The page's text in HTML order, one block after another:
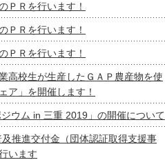
ＰＲを行います！
ＰＲを行います！
ＰＲを行います！
高校生が生産したＧＡＰ農産物を使
ア」を開催します！
ジウム in 三重 2019」の開催について
推進交付金（団体認証取得支援事
います